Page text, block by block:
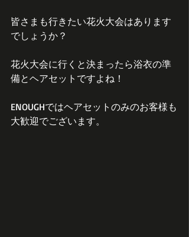
皆さまも行きたい花火大会はあります
でしょうか？
花火大会に行くと決まったら浴衣の準
備とヘアセットですよね！
ENOUGHではヘアセットのみのお客様も
大歓迎でございます。